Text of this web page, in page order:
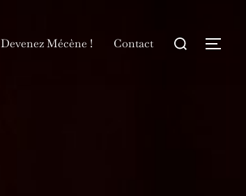
Devenez Mécène ! Contact
Rechercher :